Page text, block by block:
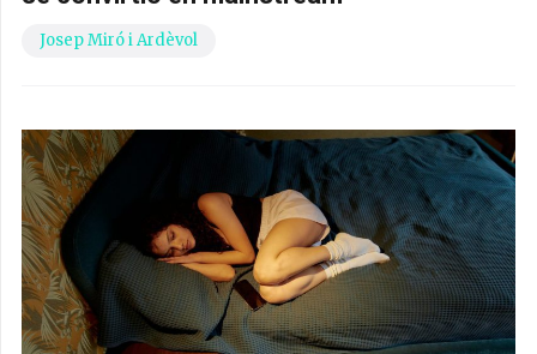
Josep Miró i Ardèvol